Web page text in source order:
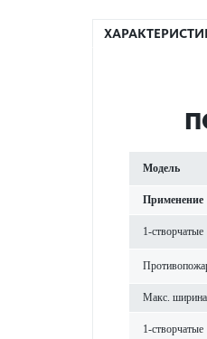
Модель
Применение
1-створ­чатые
Макс. ширина
1-створ­чатые